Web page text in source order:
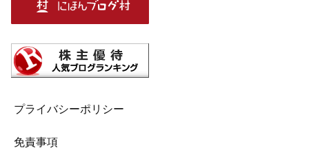
プライバシーポリシー
免責事項